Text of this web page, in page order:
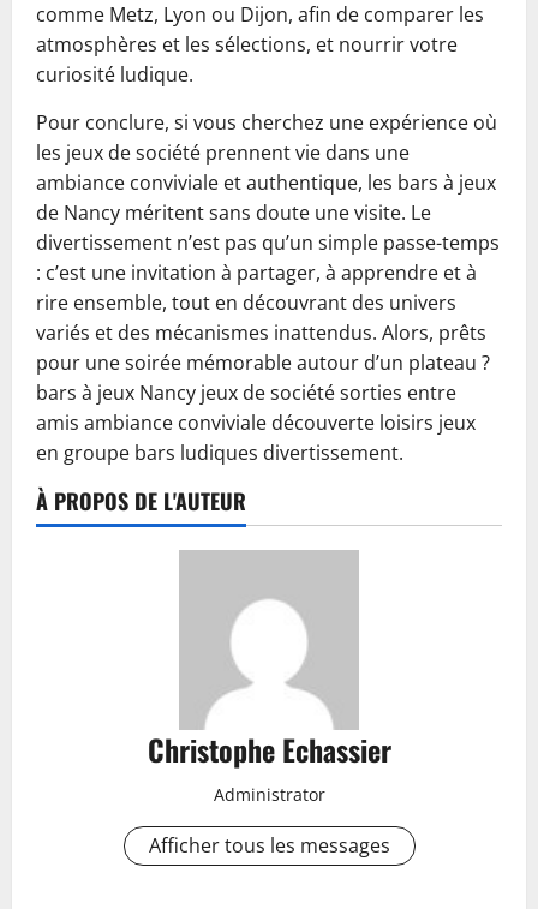
comme Metz, Lyon ou Dijon, afin de comparer les
atmosphères et les sélections, et nourrir votre
curiosité ludique.
Pour conclure, si vous cherchez une expérience où
les jeux de société prennent vie dans une
ambiance conviviale et authentique, les bars à jeux
de Nancy méritent sans doute une visite. Le
divertissement n’est pas qu’un simple passe-temps
: c’est une invitation à partager, à apprendre et à
rire ensemble, tout en découvrant des univers
variés et des mécanismes inattendus. Alors, prêts
pour une soirée mémorable autour d’un plateau ?
bars à jeux Nancy jeux de société sorties entre
amis ambiance conviviale découverte loisirs jeux
en groupe bars ludiques divertissement.
À PROPOS DE L'AUTEUR
Christophe Echassier
Administrator
Afficher tous les messages